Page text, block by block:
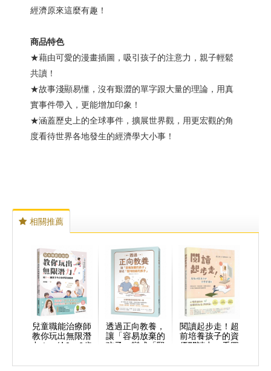
經濟原來這麼有趣！
商品特色
★藉由可愛的漫畫插圖，吸引孩子的注意力，親子輕鬆
共讀！
★故事淺顯易懂，沒有艱澀的單字跟大量的理論，用真
實事件帶入，更能增加印象！
★涵蓋歷史上的全球事件，擴展世界觀，用更宏觀的角
度看待世界各地發生的經濟學大小事！
相關推薦
兒童職能治療師
教你玩出無限潛
力！：給0〜6歲
遊戲書
透過正向教養，
讓「容易放棄的
孩子」變成「堅
閱讀起步走！超
前培養孩子的資
優閱讀力：看圖
龍、用圖片找線